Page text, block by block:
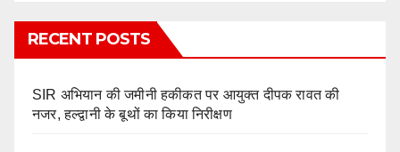
RECENT POSTS
SIR अभियान की जमीनी हकीकत पर आयुक्त दीपक रावत की
नजर, हल्द्वानी के बूथों का किया निरीक्षण